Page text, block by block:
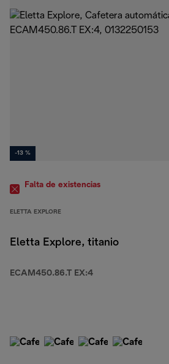
-13 %
Falta de existencias
ELETTA EXPLORE
Eletta Explore, titanio
ECAM450.86.T EX:4